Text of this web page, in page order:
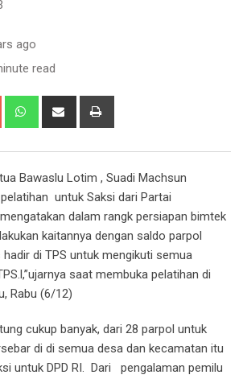
ago
read
Google+ WhatsappShare
Bawaslu Lotim , Suadi Machsun
untuk Saksi dari Partai
dalam rangk persiapan bimtek
kaitannya dengan saldo parpol
di TPS untuk mengikuti semua
saat membuka pelatihan di
Rabu (6/12)
cukup banyak, dari 28 parpol untuk
di di semua desa dan kecamatan itu
untuk DPD RI. Dari pengalaman pemilu